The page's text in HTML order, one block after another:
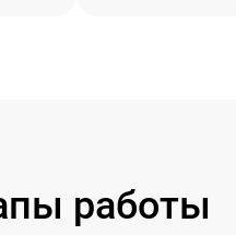
работы